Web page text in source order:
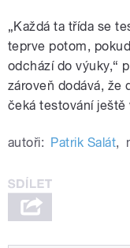
„Každá ta třída se
teprve potom,
odchází do výuky,“
zároveň dodává, že
čeká testování ještě
autoři: Patrik Salát,